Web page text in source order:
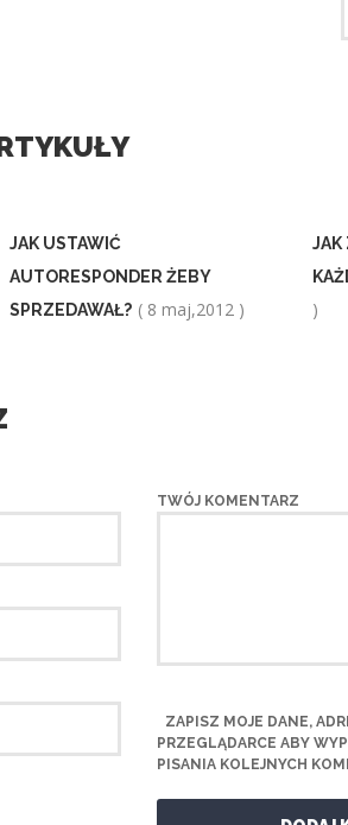
JAK USTAWIĆ
AUTORESPONDER ŻEBY
SPRZEDAWAŁ? ( 8 maj,2012 )
JAK
)
TWÓJ KOMENTARZ
ZAPISZ MOJE DANE,
PRZEGLĄDARCE ABY
PISANIA KOLEJNYCH